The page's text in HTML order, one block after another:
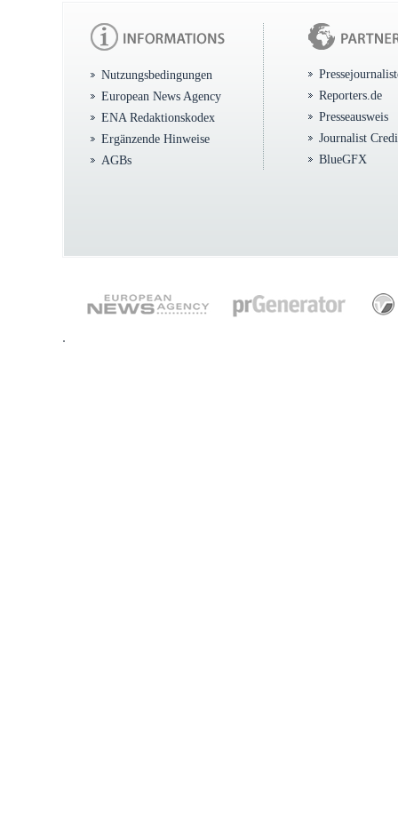
Nutzungsbedingungen
European News Agency
ENA Redaktionskodex
Ergänzende Hinweise
AGBs
Reporters.de
Presseausweis
Journalist
BlueGFX
.